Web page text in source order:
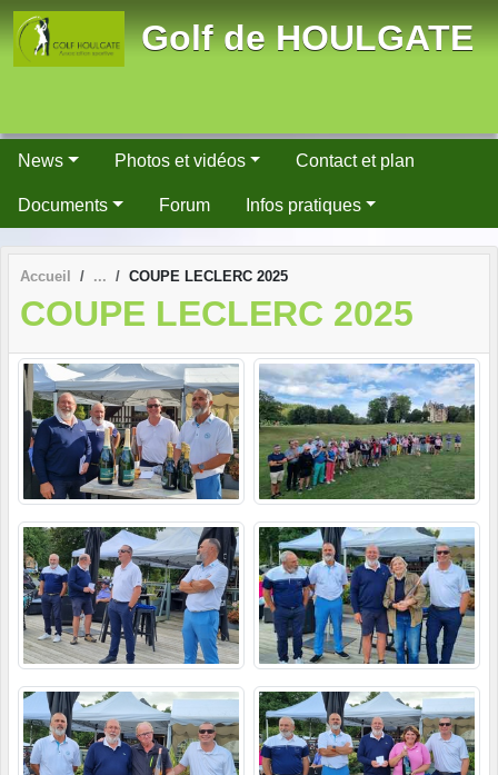
Golf de HOULGATE
News Photos et vidéos Contact et plan
Documents Forum Infos pratiques
Accueil COUPE LECLERC 2025
COUPE LECLERC 2025
Panneau de gestion des cookies